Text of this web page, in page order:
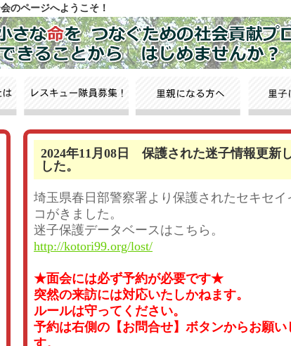
のページへようこそ！
2024年11月08日 保護された迷子情報更新
した。
埼玉県春日部警察署より保護されたセキセイ
コがきました。
迷子保護データベースはこちら。
http://kotori99.org/lost/
★面会には必ず予約が必要です★
突然の来訪には対応いたしかねます。
ルールは守ってください。
予約は右側の【お問合せ】ボタンからお願い
す。